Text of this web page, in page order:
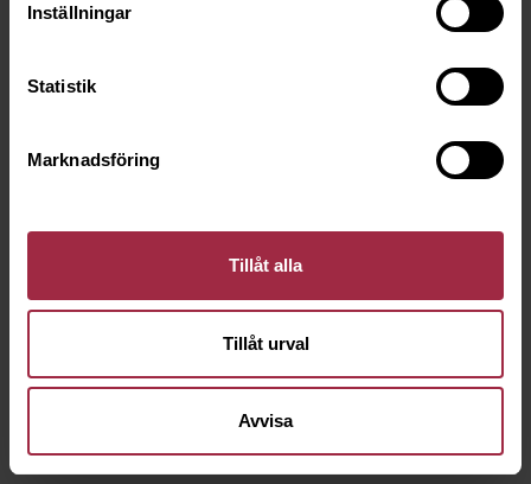
Inställningar
Statistik
Marknadsföring
Tillåt alla
Tillåt urval
Avvisa